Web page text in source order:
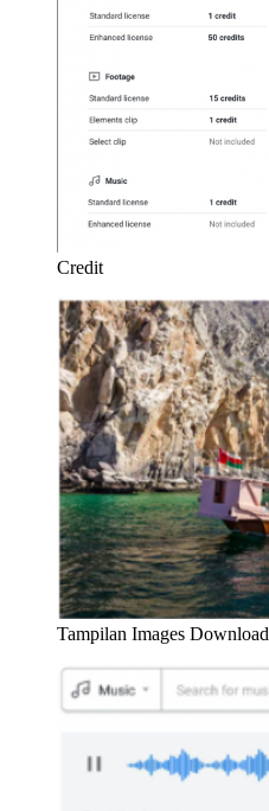
Credit
Tampilan Images Download